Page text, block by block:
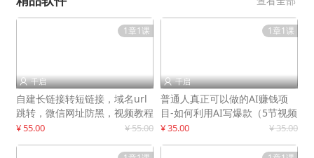
1章1课
 千启
自建长链接转短链接，域名url
跳转，微信网址防黑，视频教程
手把手教你
¥ 55.00 ¥ 55.00
1章1课
 千启
普通人真正可以做的AI赚钱项
目-如何利用AI写爆款（5节视频
课）
¥ 35.00 ¥ 35.00